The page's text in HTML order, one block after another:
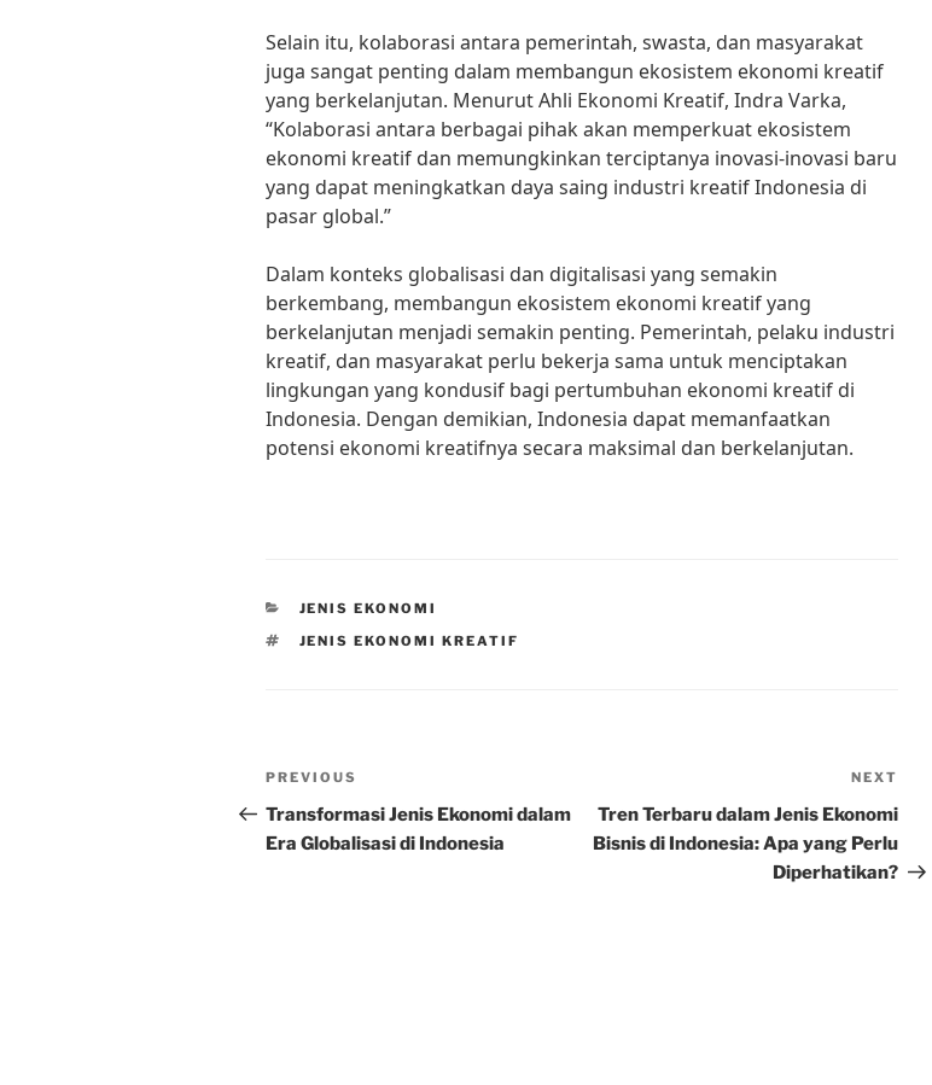
Selain itu, kolaborasi antara pemerintah, swasta, dan masyarakat
juga sangat penting dalam membangun ekosistem ekonomi kreatif
yang berkelanjutan. Menurut Ahli Ekonomi Kreatif, Indra Varka,
“Kolaborasi antara berbagai pihak akan memperkuat ekosistem
ekonomi kreatif dan memungkinkan terciptanya inovasi-inovasi baru
yang dapat meningkatkan daya saing industri kreatif Indonesia di
pasar global.”
Dalam konteks globalisasi dan digitalisasi yang semakin
berkembang, membangun ekosistem ekonomi kreatif yang
berkelanjutan menjadi semakin penting. Pemerintah, pelaku industri
kreatif, dan masyarakat perlu bekerja sama untuk menciptakan
lingkungan yang kondusif bagi pertumbuhan ekonomi kreatif di
Indonesia. Dengan demikian, Indonesia dapat memanfaatkan
potensi ekonomi kreatifnya secara maksimal dan berkelanjutan.
CATEGORIES
JENIS EKONOMI
TAGS
JENIS EKONOMI KREATIF
Post
navigation
Previous
Post
PREVIOUS
Transformasi Jenis Ekonomi dalam
Era Globalisasi di Indonesia
Post
NEXT
Tren Terbaru dalam Jenis Ekonomi
Bisnis di Indonesia: Apa yang Perlu
Diperhatikan?